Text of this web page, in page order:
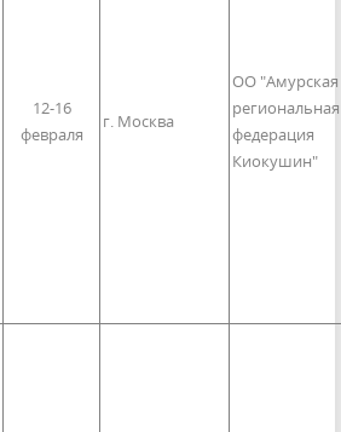
12-16
февраля
г. Москва
ОО "Амурская
региональная
федерация
Киокушин"